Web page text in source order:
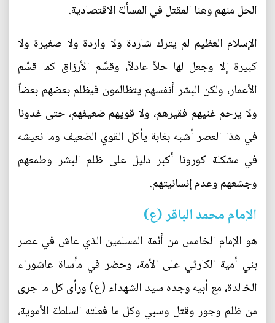
الحل منهم وهنا المقتل في المسألة الاقتصادية.
الإسلام العظيم لم يترك شاردة ولا واردة ولا صغيرة ولا
كبيرة إلا وجعل لها حلاً عادلاً، وقسَّم الأرزاق كما قسَّم
الأعمار، ولكن البشر أنفسهم يتظالمون فيظلم بعضهم بعضاً
ولا يرحم غنيهم فقيرهم، ولا قويهم ضعيفهم، حتى غدونا
في هذا العصر أشبه بغابة يأكل القوي الضعيف وما نعيشه
في مشكلة كورونا أكبر دليل على ظلم البشر وطمعهم
وجشعهم وعدم إنسانيتهم.
الإمام محمد الباقر (ع)
هو الإمام الخامس من أئمة المسلمين الذي عاش في عصر
بني أمية الكارثي على الأمة، وحضر في مأساة عاشوراء
الخالدة، مع أبيه وجده سيد الشهداء (ع) ورأى كل ما جرى
من ظلم وجور وقتل وسبي وكل ما فعلته السلطة الأموية،